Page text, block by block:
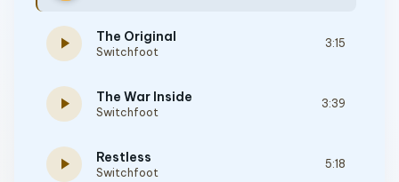
play_arrow The Original
Switchfoot
3:15
play_arrow The War Inside
Switchfoot
3:39
play_arrow Restless
Switchfoot
5:18